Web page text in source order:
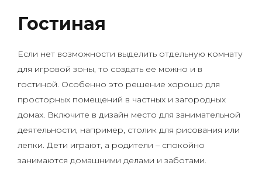
Гостиная
Если нет возможности выделить отдельную комнату
для игровой зоны, то создать ее можно и в
гостиной. Особенно это решение хорошо для
просторных помещений в частных и загородных
домах. Включите в дизайн место для занимательной
деятельности, например, столик для рисования или
лепки. Дети играют, а родители – спокойно
занимаются домашними делами и заботами.